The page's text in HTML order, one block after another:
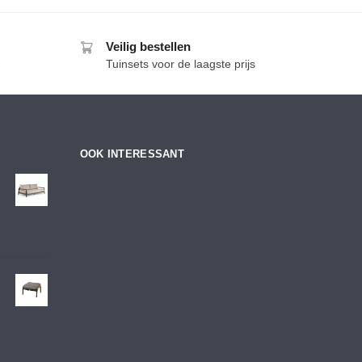
Veilig bestellen
Tuinsets voor de laagste prijs
OOK INTERESSANT